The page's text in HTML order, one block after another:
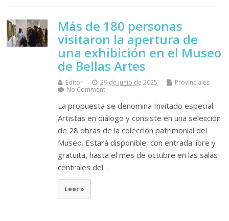
Más de 180 personas
visitaron la apertura de
una exhibición en el Museo
de Bellas Artes
Editor 29 de junio de 2025
Provinciales
No Comment
La propuesta se denomina Invitado especial.
Artistas en diálogo y consiste en una selección
de 28 obras de la colección patrimonial del
Museo. Estará disponible, con entrada libre y
gratuita, hasta el mes de octubre en las salas
centrales del…
Leer »